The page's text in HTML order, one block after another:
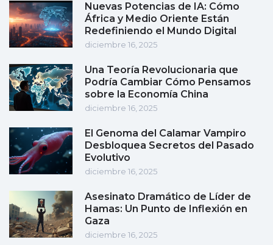
Nuevas Potencias de IA: Cómo
África y Medio Oriente Están
Redefiniendo el Mundo Digital
diciembre 16, 2025
Una Teoría Revolucionaria que
Podría Cambiar Cómo Pensamos
sobre la Economía China
diciembre 16, 2025
El Genoma del Calamar Vampiro
Desbloquea Secretos del Pasado
Evolutivo
diciembre 16, 2025
Asesinato Dramático de Líder de
Hamas: Un Punto de Inflexión en
Gaza
diciembre 16, 2025